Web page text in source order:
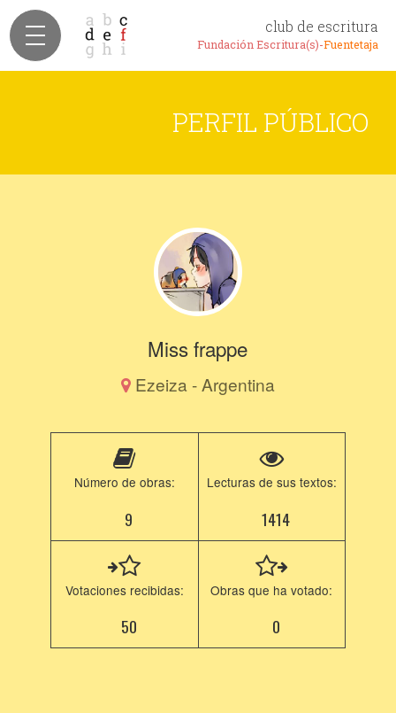
club de escritura
Fundación Escritura(s)-Fuentetaja
PERFIL PÚBLICO
Miss frappe
Ezeiza - Argentina
Número de obras:
9
Lecturas de sus textos:
1414
Votaciones recibidas:
50
Obras que ha votado:
0